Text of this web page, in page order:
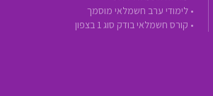
• לימודי ערב חשמלאי מוסמך
• קורס חשמלאי בודק סוג 1 בצפון